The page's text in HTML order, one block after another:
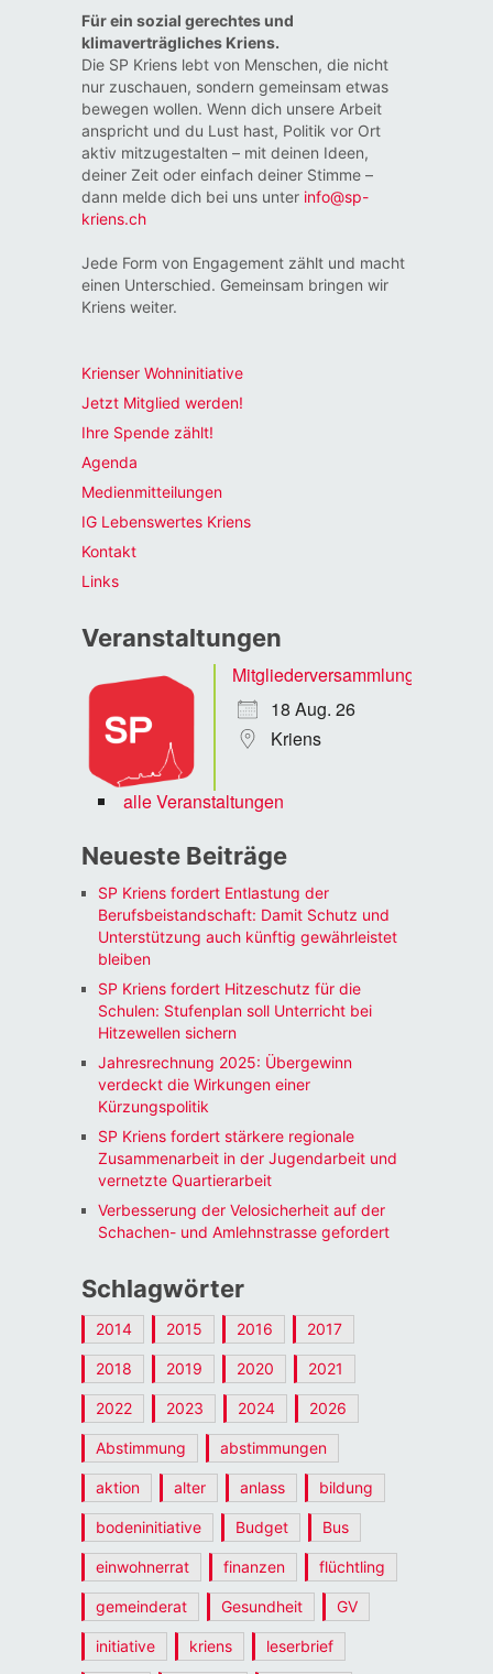
Für ein sozial gerechtes und
klimaverträgliches Kriens.
Die SP Kriens lebt von Menschen, die nicht
nur zuschauen, sondern gemeinsam etwas
bewegen wollen. Wenn dich unsere Arbeit
anspricht und du Lust hast, Politik vor Ort
aktiv mitzugestalten – mit deinen Ideen,
deiner Zeit oder einfach deiner Stimme –
dann melde dich bei uns unter info@sp-
kriens.ch
Jede Form von Engagement zählt und macht
einen Unterschied. Gemeinsam bringen wir
Kriens weiter.
Krienser Wohninitiative
Jetzt Mitglied werden!
Ihre Spende zählt!
Agenda
Medienmitteilungen
IG Lebenswertes Kriens
Kontakt
Links
Veranstaltungen
Mitgliederversammlung
18 Aug. 26
Kriens
alle Veranstaltungen
Neueste Beiträge
SP Kriens fordert Entlastung der
Berufsbeistandschaft: Damit Schutz und
Unterstützung auch künftig gewährleistet
bleiben
SP Kriens fordert Hitzeschutz für die
Schulen: Stufenplan soll Unterricht bei
Hitzewellen sichern
Jahresrechnung 2025: Übergewinn
verdeckt die Wirkungen einer
Kürzungspolitik
SP Kriens fordert stärkere regionale
Zusammenarbeit in der Jugendarbeit und
vernetzte Quartierarbeit
Verbesserung der Velosicherheit auf der
Schachen- und Amlehnstrasse gefordert
Schlagwörter
2014 2015 2016 2017
2018 2019 2020 2021
2022 2023 2024 2026
Abstimmung abstimmungen
aktion alter anlass bildung
bodeninitiative Budget Bus
einwohnerrat finanzen flüchtling
gemeinderat Gesundheit GV
initiative kriens leserbrief